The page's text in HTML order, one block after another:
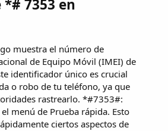
*# 7353 en
muestra el número de
de Equipo Móvil (IMEI) de
identificador único es crucial
o robo de tu teléfono, ya que
rastrearlo. *#7353#:
menú de Prueba rápida. Esto
ciertos aspectos de